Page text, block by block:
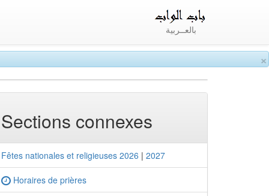
×
بالعــربية
Sections connexes
Fêtes nationales et religieuses 2026 | 2027
Horaires de prières